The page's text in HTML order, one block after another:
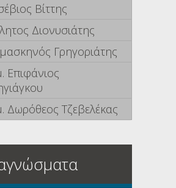
Βίττης
Διονυσιάτης
Γρηγοριάτης
Επιφάνιος
Δωρόθεος Τζεβελέκας